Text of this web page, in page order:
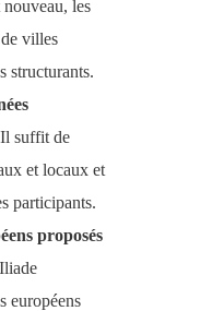
nouveau, les
villes
structurants.
Il suffit de
et locaux et
participants.
proposés
européens